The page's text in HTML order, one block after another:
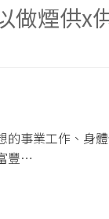
做煙供x
事業工作、身
豐…